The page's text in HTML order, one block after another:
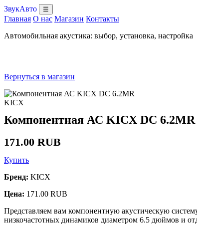
ЗвукАвто ☰
Главная О нас Магазин Контакты
Автомобильная акустика: выбор, установка, настройка
Вернуться в магазин
KICX
Компонентная АС KICX DC 6.2MR
171.00 RUB
Купить
Бренд: KICX
Цена: 171.00 RUB
Представляем вам компонентную акустическую
низкочастотных динамиков диаметром 6.5 дюймов и